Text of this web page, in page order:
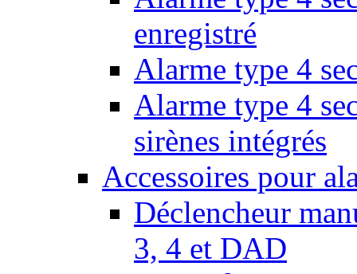
enregistré
Alarme type 4
Alarme type 4
sirènes intégrés
Accessoires pour
Déclencheur
3, 4 et DAD